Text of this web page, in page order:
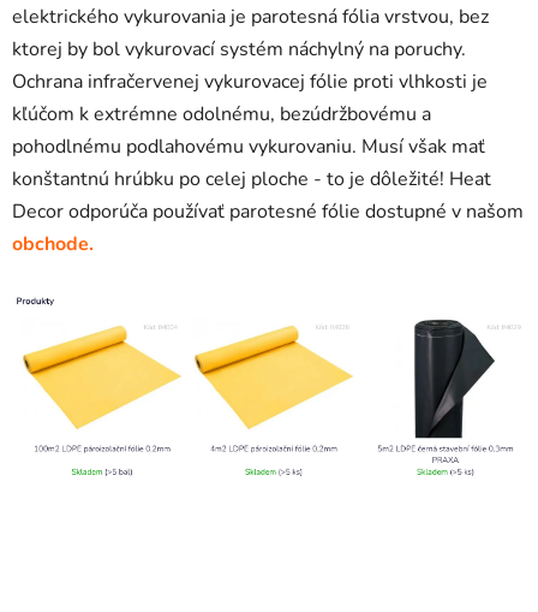
elektrického vykurovania je parotesná fólia vrstvou, bez
ktorej by bol vykurovací systém náchylný na poruchy.
Ochrana infračervenej vykurovacej fólie proti vlhkosti je
kľúčom k extrémne odolnému, bezúdržbovému a
pohodlnému podlahovému vykurovaniu. Musí však mať
konštantnú hrúbku po celej ploche - to je dôležité! Heat
Decor odporúča používať parotesné fólie dostupné v našom
obchode.